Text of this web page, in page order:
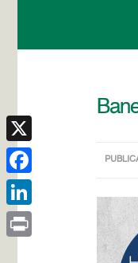
X
Facebook
LinkedIn